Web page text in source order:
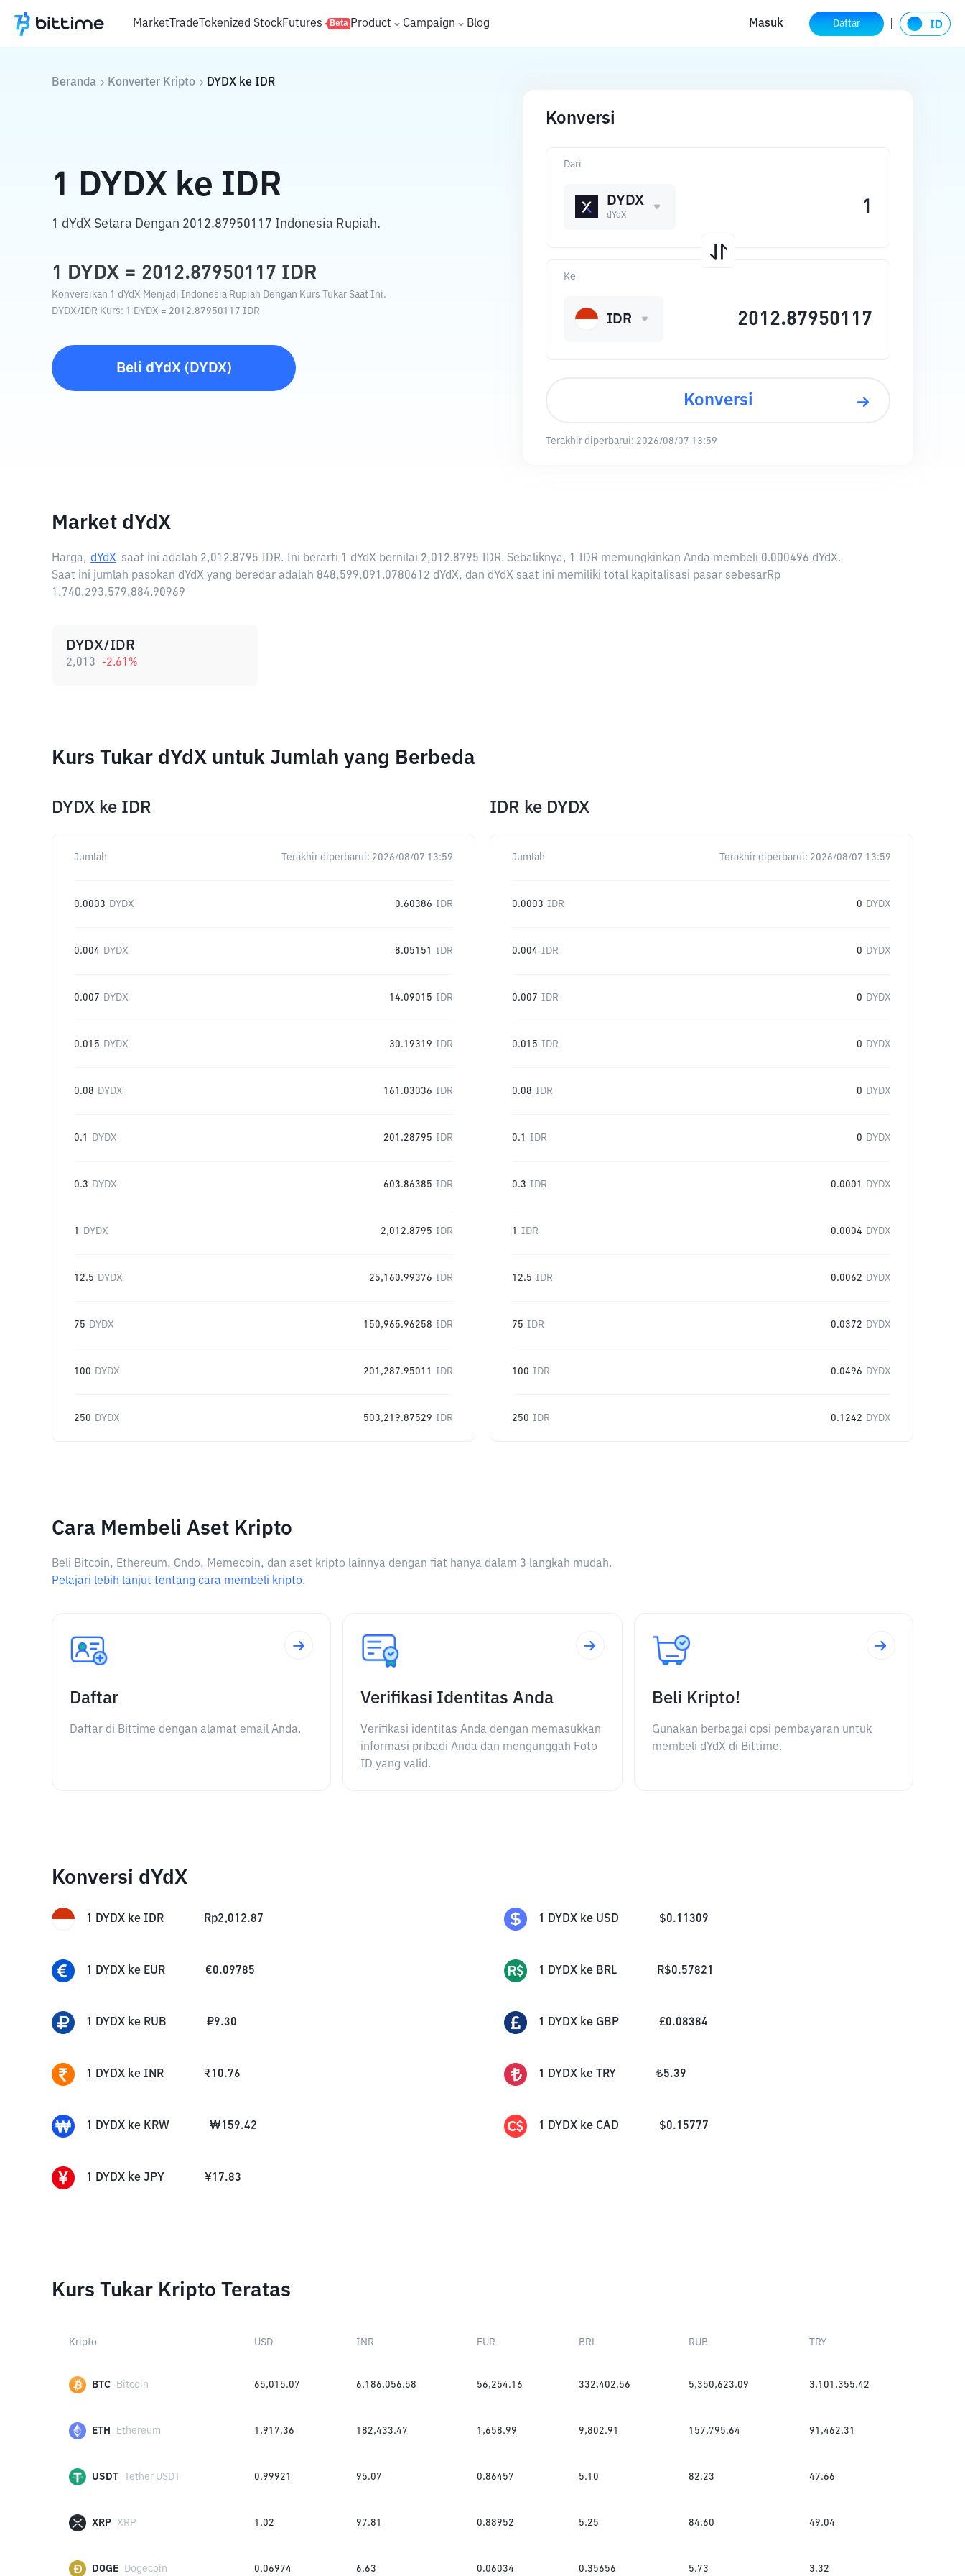
MarketTradeTokenized StockFutures Beta Product Campaign Blog Masuk Daftar
Beranda Konverter Kripto DYDX ke IDR
1 DYDX ke IDR
1 dYdX Setara Dengan 2012.87950117 Indonesia Rupiah.
1 DYDX = 2012.87950117 IDR
Konversikan 1 dYdX Menjadi Indonesia Rupiah Dengan Kurs Tukar Saat Ini.
DYDX/IDR Kurs: 1 DYDX = 2012.87950117 IDR
Beli dYdX( DYDX)
Konversi
Dari
DYDX
dYdX
Ke
IDR
Konversi
Terakhir diperbarui: 2026/08/07 13:59
Market dYdX
Harga, dYdX saat ini adalah 2,012.8795 IDR. Ini berarti 1 dYdX bernilai 2,012.8795 IDR. Sebaliknya, 1 IDR memungkinkan Anda membeli 0.000496 dYdX.
Saat ini jumlah pasokan dYdX yang beredar adalah 848,599,091.0780612 dYdX, dan dYdX saat ini memiliki total kapitalisasi pasar sebesarRp
1,740,293,579,884.90969
DYDX/IDR
2,013 -2.61 %
Kurs Tukar dYdX untuk Jumlah yang Berbeda
DYDX ke IDR
Jumlah Terakhir diperbarui: 2026/08/07 13:59
0.0003 DYDX 0.60386 IDR
0.004 DYDX 8.05151 IDR
0.007 DYDX 14.09015 IDR
0.015 DYDX 30.19319 IDR
0.08 DYDX 161.03036 IDR
0.1 DYDX 201.28795 IDR
0.3 DYDX 603.86385 IDR
1 DYDX 2,012.8795 IDR
12.5 DYDX 25,160.99376 IDR
75 DYDX 150,965.96258 IDR
100 DYDX 201,287.95011 IDR
250 DYDX 503,219.87529 IDR
IDR ke DYDX
Jumlah Terakhir diperbarui: 2026/08/07 13:59
0.0003 IDR 0 DYDX
0.004 IDR 0 DYDX
0.007 IDR 0 DYDX
0.015 IDR 0 DYDX
0.08 IDR 0 DYDX
0.1 IDR 0 DYDX
0.3 IDR 0.0001 DYDX
1 IDR 0.0004 DYDX
12.5 IDR 0.0062 DYDX
75 IDR 0.0372 DYDX
100 IDR 0.0496 DYDX
250 IDR 0.1242 DYDX
Cara Membeli Aset Kripto
Beli Bitcoin, Ethereum, Ondo, Memecoin, dan aset kripto lainnya dengan fiat hanya dalam 3 langkah mudah.
Pelajari lebih lanjut tentang cara membeli kripto.
Daftar
Daftar di Bittime dengan alamat email Anda.
Verifikasi Identitas Anda
Verifikasi identitas Anda dengan memasukkan
informasi pribadi Anda dan mengunggah Foto
ID yang valid.
Beli Kripto!
Gunakan berbagai opsi pembayaran untuk
membeli dYdX di Bittime.
Konversi dYdX
1 DYDX ke IDR Rp2,012.87 1 DYDX ke USD $0.11309
1 DYDX ke EUR €0.09785 1 DYDX ke BRL R$0.57821
1 DYDX ke RUB ₽9.30 1 DYDX ke GBP £0.08384
1 DYDX ke INR ₹10.76 1 DYDX ke TRY ₺5.39
1 DYDX ke KRW ₩159.42 1 DYDX ke CAD $0.15777
1 DYDX ke JPY ¥17.83
Kurs Tukar Kripto Teratas
Kripto USD INR EUR BRL RUB TRY
BTC Bitcoin 65,015.07 6,186,056.58 56,254.16 332,402.56 5,350,623.09 3,101,355.42
ETH Ethereum 1,917.36 182,433.47 1,658.99 9,802.91 157,795.64 91,462.31
USDT Tether USDT 0.99921 95.07 0.86457 5.10 82.23 47.66
XRP XRP 1.02 97.81 0.88952 5.25 84.60 49.04
DOGE Dogecoin 0.06974 6.63 0.06034 0.35656 5.73 3.32